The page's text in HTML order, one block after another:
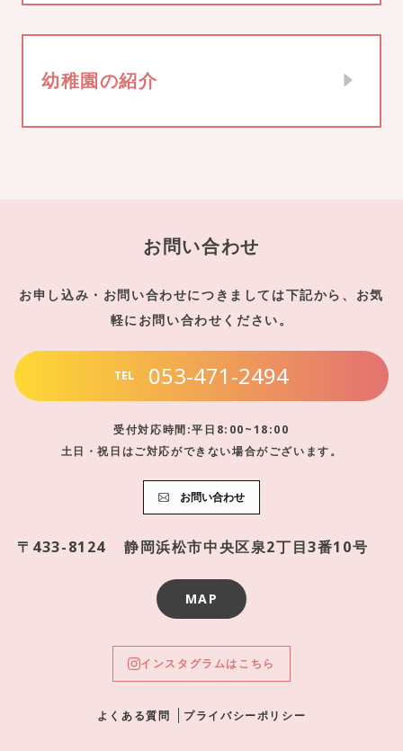
幼稚園の紹介
お問い合わせ
お申し込み・お問い合わせにつきましては下記から、お気
軽にお問い合わせください。
TEL 053-471-2494
受付対応時間:平日8:00~18:00
土日・祝日はご対応ができない場合がございます。
お問い合わせ
〒433-8124 静岡浜松市中央区泉2丁目3番10号
MAP
インスタグラムはこちら
よくある質問 プライバシーポリシー